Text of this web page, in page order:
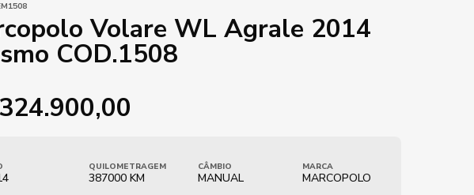
Volare WL Agrale 2014
COD.1508
324.900,00
QUILOMETRAGEM
387000 KM
CÂMBIO
MANUAL
MARCA
MARCOPOLO